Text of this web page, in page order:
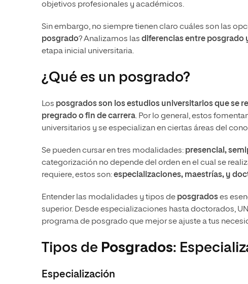
objetivos profesionales y académicos.
Sin embargo, no siempre tienen claro cuáles son las
posgrado? Analizamos las diferencias entre posgrado
etapa inicial universitaria.
¿Qué es un posgrado?
Los posgrados son los estudios universitarios que se
pregrado o fin de carrera. Por lo general, estos
universitarios y se especializan en ciertas áreas del
Se pueden cursar en tres modalidades: presencial,
categorización no depende del orden en el cual se
requiere, estos son:especializaciones, maestrías, y
Entender las modalidades y tipos de posgradoses
superior. Desde especializaciones hasta doctorados,
programa de posgrado que mejor se ajuste a tus
Tipos de Posgrados:
Especialización